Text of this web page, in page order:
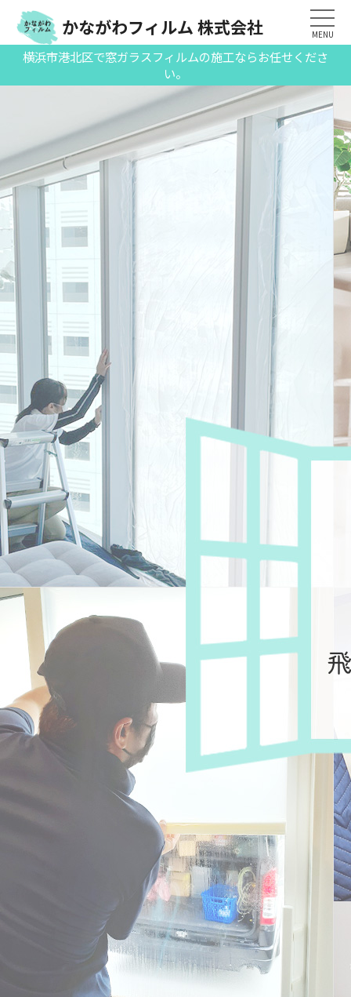
横浜市港北区で窓ガラスフィルムの施工ならお任せくださ
い。
かながわフィルム 株式会社 MENU
2026/07/02
2026年の猛暑対策｜窓ガラスフィルムでエアコ
ン代はどれくらい…